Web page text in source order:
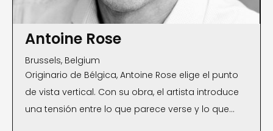
Antoine Rose
Brussels, Belgium
Originario de Bélgica, Antoine Rose elige el punto
de vista vertical. Con su obra, el artista introduce
una tensión entre lo que parece verse y lo que